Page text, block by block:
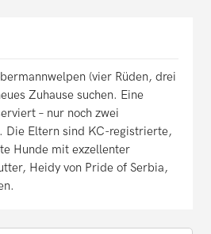
(vier Rüden, drei
Zuhause suchen. Eine
– nur noch zwei
Die Eltern sind KC-registrierte,
Hunde mit exzellenter
Heidy von Pride of Serbia,